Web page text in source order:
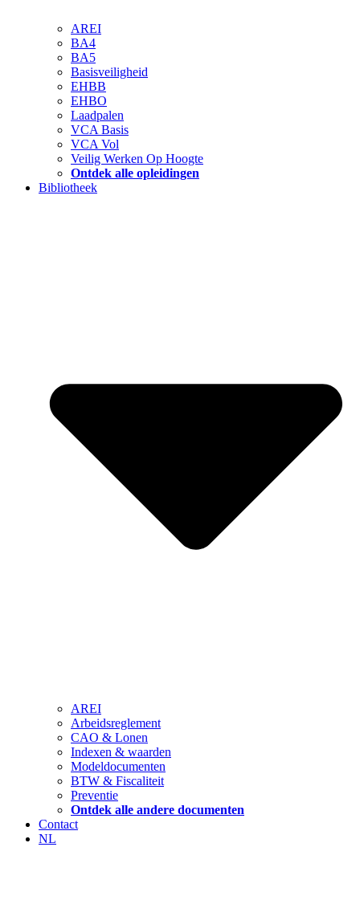
AREI
BA4
BA5
Basisveiligheid
EHBB
EHBO
Laadpalen
VCA Basis
VCA Vol
Veilig Werken Op Hoogte
Ontdek alle opleidingen
Bibliotheek
AREI
Arbeidsreglement
CAO & Lonen
Indexen & waarden
Modeldocumenten
BTW & Fiscaliteit
Preventie
Ontdek alle andere documenten
Contact
NL